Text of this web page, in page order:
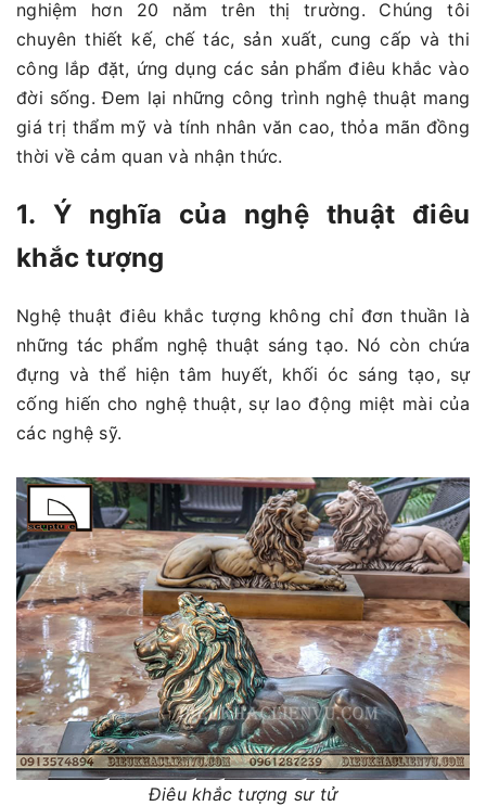
nghiệm hơn 20 năm trên thị trường. Chúng tôi
chuyên thiết kế, chế tác, sản xuất, cung cấp và thi
công lắp đặt, ứng dụng các sản phẩm điêu khắc vào
đời sống. Đem lại những công trình nghệ thuật mang
giá trị thẩm mỹ và tính nhân văn cao, thỏa mãn đồng
thời về cảm quan và nhận thức.
1. Ý nghĩa của nghệ thuật điêu
khắc tượng
Nghệ thuật điêu khắc tượng không chỉ đơn thuần là
những tác phẩm nghệ thuật sáng tạo. Nó còn chứa
đựng và thể hiện tâm huyết, khối óc sáng tạo, sự
cống hiến cho nghệ thuật, sự lao động miệt mài của
các nghệ sỹ.
Điêu khắc tượng sư tử